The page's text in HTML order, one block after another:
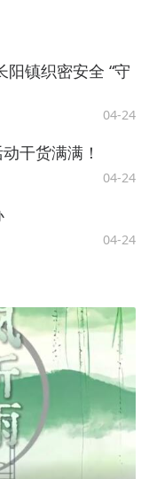
阳镇织密安全 “守
04-24
干货满满！
04-24
04-24